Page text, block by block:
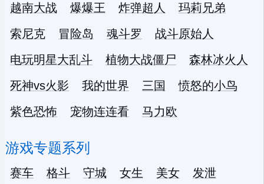
越南大战
爆爆王 炸弹超人
玛莉兄弟
索尼克
冒险岛 魂斗罗
战斗原始人
电玩明星大乱斗
植物大战僵尸
森林冰火人
死神vs火影
我的世界 三国
愤怒的小鸟
紫色恐怖
宠物连连看 马力欧
游戏专题系列
赛车 格斗 守城 女生 美女
发泄